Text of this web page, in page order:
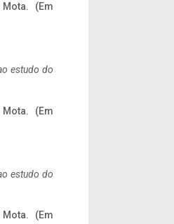
(Em
estudo do
(Em
estudo do
(Em